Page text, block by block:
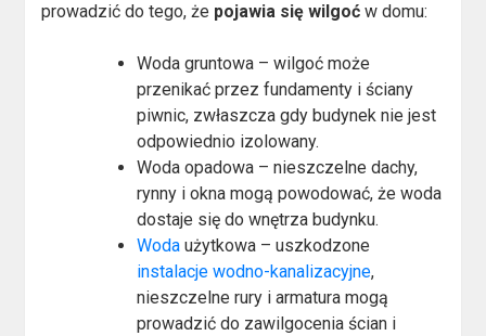
prowadzić do tego, że pojawia się wilgoć w domu:
Woda gruntowa – wilgoć może
przenikać przez fundamenty i ściany
piwnic, zwłaszcza gdy budynek nie jest
odpowiednio izolowany.
Woda opadowa – nieszczelne dachy,
rynny i okna mogą powodować, że woda
dostaje się do wnętrza budynku.
Woda użytkowa – uszkodzone
instalacje wodno-kanalizacyjne,
nieszczelne rury i armatura mogą
prowadzić do zawilgocenia ścian i